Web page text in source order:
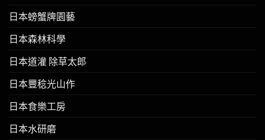
日本螃蟹牌園藝
日本森林科學
日本道灌 除草太郎
日本豐稔光山作
日本食樂工房
日本水研磨